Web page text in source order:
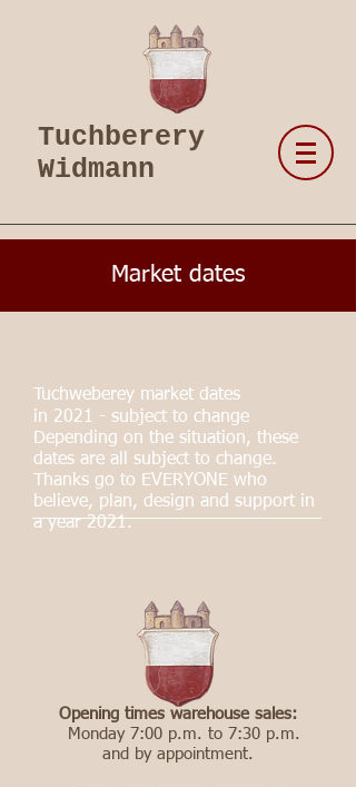
Tuchberery
Widmann
Market dates
Tuchweberey market dates
in 2021 - subject to change
Depending on the situation, these
dates are all subject to change.
Thanks go to EVERYONE who
believe, plan, design and support in
a year 2021.
Opening times warehouse sales:
Monday 7:00 p.m. to 7:30 p.m.
and by appointment.